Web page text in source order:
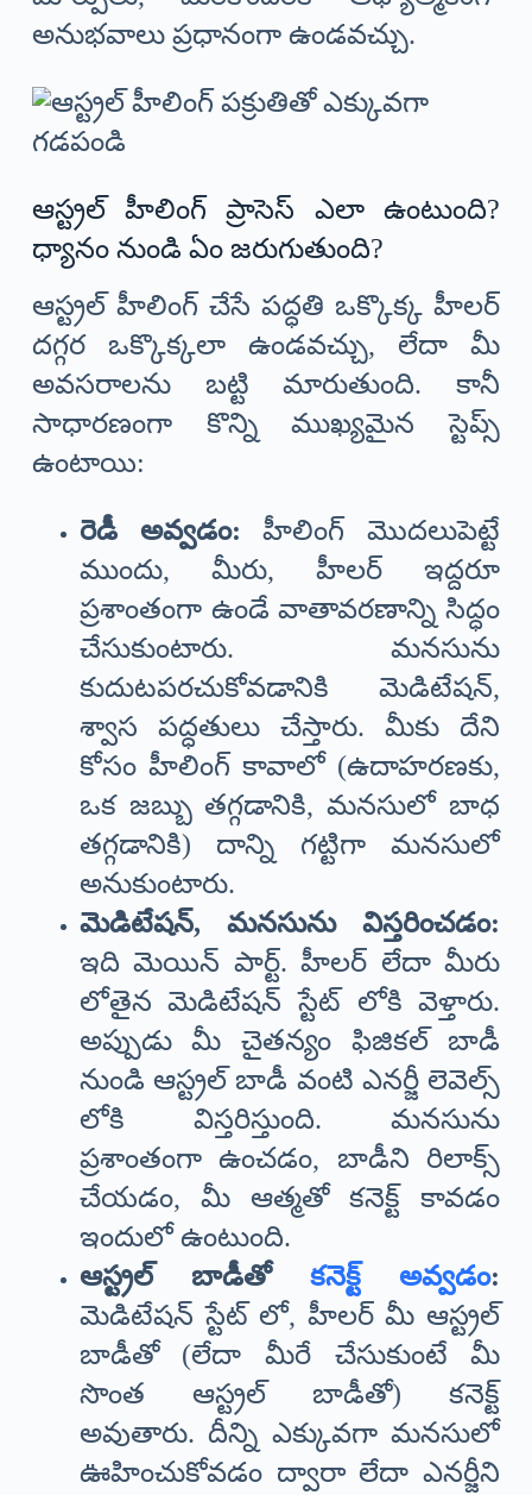
అనుభవాలు ప్రధానంగా ఉండవచ్చు.
ఆస్ట్రల్ హీలింగ్ ప్రాసెస్ ఎలా ఉంటుంది?
ధ్యానం నుండి ఏం జరుగుతుంది?
ఆస్ట్రల్ హీలింగ్ చేసే పద్ధతి ఒక్కొక్క హీలర్
దగ్గర ఒక్కొక్కలా ఉండవచ్చు, లేదా మీ
అవసరాలను బట్టి మారుతుంది. కానీ
సాధారణంగా కొన్ని ముఖ్యమైన స్టెప్స్
ఉంటాయి:
రెడీ అవ్వడం: హీలింగ్ మొదలుపెట్టే
ముందు, మీరు, హీలర్ ఇద్దరూ
ప్రశాంతంగా ఉండే వాతావరణాన్ని సిద్ధం
చేసుకుంటారు. మనసును
కుదుటపరచుకోవడానికి మెడిటేషన్,
శ్వాస పద్ధతులు చేస్తారు. మీకు దేని
కోసం హీలింగ్ కావాలో (ఉదాహరణకు,
ఒక జబ్బు తగ్గడానికి, మనసులో బాధ
తగ్గడానికి) దాన్ని గట్టిగా మనసులో
అనుకుంటారు.
మెడిటేషన్, మనసును విస్తరించడం:
ఇది మెయిన్ పార్ట్. హీలర్ లేదా మీరు
లోతైన మెడిటేషన్ స్టేట్ లోకి వెళ్తారు.
అప్పుడు మీ చైతన్యం ఫిజికల్ బాడీ
నుండి ఆస్ట్రల్ బాడీ వంటి ఎనర్జీ లెవెల్స్
లోకి విస్తరిస్తుంది. మనసును
ప్రశాంతంగా ఉంచడం, బాడీని రిలాక్స్
చేయడం, మీ ఆత్మతో కనెక్ట్ కావడం
ఇందులో ఉంటుంది.
ఆస్ట్రల్ బాడీతో కనెక్ట్ అవ్వడం:
మెడిటేషన్ స్టేట్ లో, హీలర్ మీ ఆస్ట్రల్
బాడీతో (లేదా మీరే చేసుకుంటే మీ
సొంత ఆస్ట్రల్ బాడీతో) కనెక్ట్
అవుతారు. దీన్ని ఎక్కువగా మనసులో
ఊహించుకోవడం ద్వారా లేదా ఎనర్జీని